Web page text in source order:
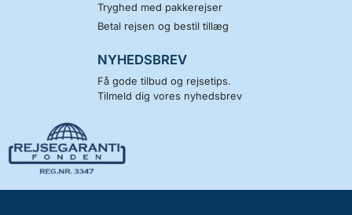
Tryghed med pakkerejser
Betal rejsen og bestil tillæg
NYHEDSBREV
Få gode tilbud og rejsetips.
Tilmeld dig vores nyhedsbrev